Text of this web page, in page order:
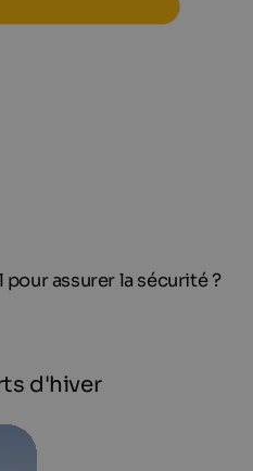
pour assurer la sécurité ?
d'hiver